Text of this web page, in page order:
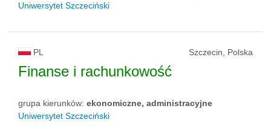
Uniwersytet Szczeciński
PL Szczecin, Polska
Finanse i rachunkowość
grupa kierunków: ekonomiczne, administracyjne
Uniwersytet Szczeciński